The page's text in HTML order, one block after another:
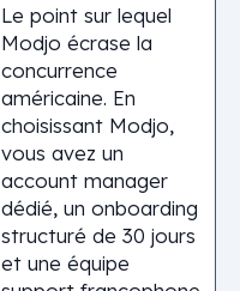
Le point sur lequel
Modjo écrase la
concurrence
américaine. En
choisissant Modjo,
vous avez un
account manager
dédié, un onboarding
structuré de 30 jours
et une équipe